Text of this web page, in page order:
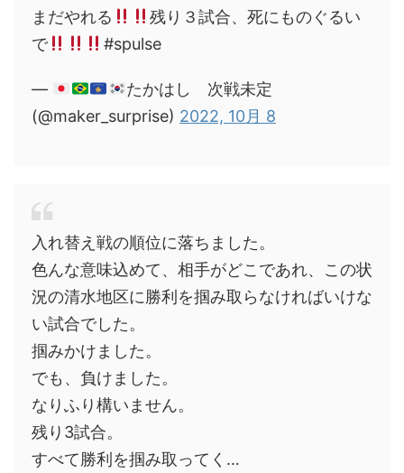
まだやれる
残り３試合、死にものぐるい
で
#spulse
—
たかはし 次戦未定
(@maker_surprise) 2022, 10月 8
入れ替え戦の順位に落ちました。
色んな意味込めて、相手がどこであれ、この状
況の清水地区に勝利を掴み取らなければいけな
い試合でした。
掴みかけました。
でも、負けました。
なりふり構いません。
残り3試合。
すべて勝利を掴み取ってく…